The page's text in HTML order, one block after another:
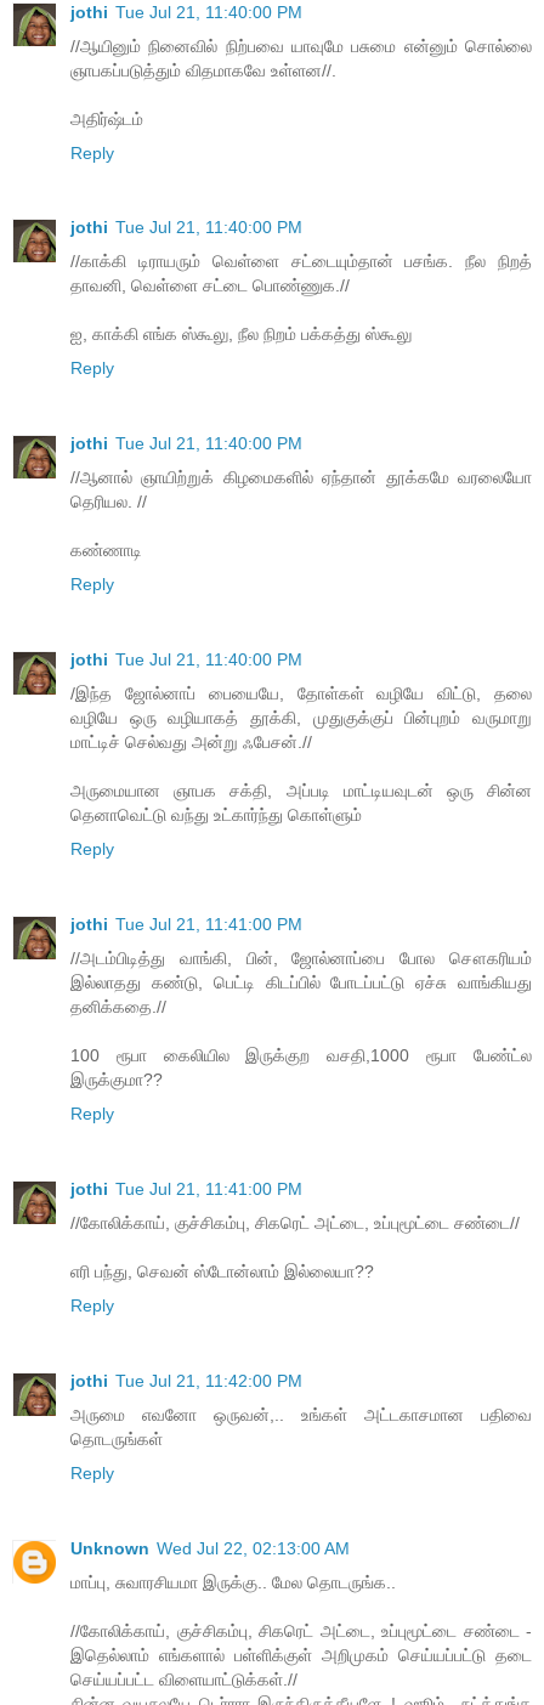
jothi Tue Jul 21, 11:40:00 PM
//ஆயினும் நினைவில் நிற்பவை யாவுமே பசுமை என்னும் சொல்லை
ஞாபகப்படுத்தும் விதமாகவே உள்ளன//.
அதிர்ஷ்டம்
Reply
jothi Tue Jul 21, 11:40:00 PM
//காக்கி டிராயரும் வெள்ளை சட்டையும்தான் பசங்க. நீல நிறத்
தாவனி, வெள்ளை சட்டை பொண்ணுக.//
ஐ, காக்கி எங்க ஸ்கூலு, நீல நிறம் பக்கத்து ஸ்கூலு
Reply
jothi Tue Jul 21, 11:40:00 PM
//ஆனால் ஞாயிற்றுக் கிழமைகளில் ஏந்தான் தூக்கமே வரலையோ
தெரியல. //
கண்ணாடி
Reply
jothi Tue Jul 21, 11:40:00 PM
/இந்த ஜோல்னாப் பையையே, தோள்கள் வழியே விட்டு, தலை
வழியே ஒரு வழியாகத் தூக்கி, முதுகுக்குப் பின்புறம் வருமாறு
மாட்டிச் செல்வது அன்று ஃபேசன்.//
அருமையான ஞாபக சக்தி, அப்படி மாட்டியவுடன் ஒரு சின்ன
தெனாவெட்டு வந்து உட்கார்ந்து கொள்ளும்
Reply
jothi Tue Jul 21, 11:41:00 PM
//அடம்பிடித்து வாங்கி, பின், ஜோல்னாப்பை போல சௌகரியம்
இல்லாதது கண்டு, பெட்டி கிடப்பில் போடப்பட்டு ஏச்சு வாங்கியது
தனிக்கதை.//
100 ரூபா கைலியில இருக்குற வசதி,1000 ரூபா பேண்ட்ல
இருக்குமா??
Reply
jothi Tue Jul 21, 11:41:00 PM
//கோலிக்காய், குச்சிகம்பு, சிகரெட் அட்டை, உப்புமூட்டை சண்டை//
எரி பந்து, செவன் ஸ்டோன்லாம் இல்லையா??
Reply
jothi Tue Jul 21, 11:42:00 PM
அருமை எவனோ ஒருவன்,.. உங்கள் அட்டகாசமான பதிவை
தொடருங்கள்
Reply
Unknown Wed Jul 22, 02:13:00 AM
மாப்பு, சுவாரசியமா இருக்கு.. மேல தொடருங்க..
//கோலிக்காய், குச்சிகம்பு, சிகரெட் அட்டை, உப்புமூட்டை சண்டை -
இதெல்லாம் எங்களால் பள்ளிக்குள் அறிமுகம் செய்யப்பட்டு தடை
செய்யப்பட்ட விளையாட்டுக்கள்.//